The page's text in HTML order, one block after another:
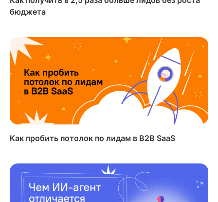
бюджета
Как пробить потолок по лидам в B2B SaaS